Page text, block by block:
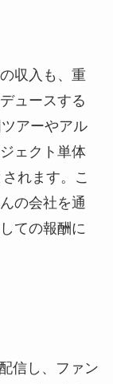
収入も、重
ュースする
アーやアル
ェクト単体
れます。こ
の会社を通
ての報酬に
信し、ファン